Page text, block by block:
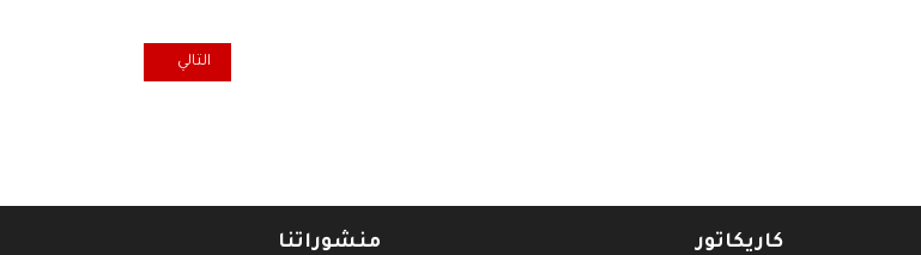
المقال التالي: تعزية برحيل
التالي
كاريكاتور
منشوراتنا